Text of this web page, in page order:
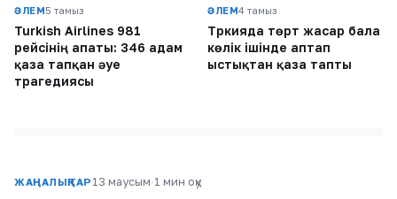
ӘЛЕМ5 тамыз
Turkish Airlines 981
рейсінің апаты: 346 адам
қаза тапқан әуе
трагедиясы
ӘЛЕМ4 тамыз
Түркияда төрт жасар бала
көлік ішінде аптап
ыстықтан қаза тапты
ЖАҢАЛЫҚТАР 13 маусым·1 мин оқу